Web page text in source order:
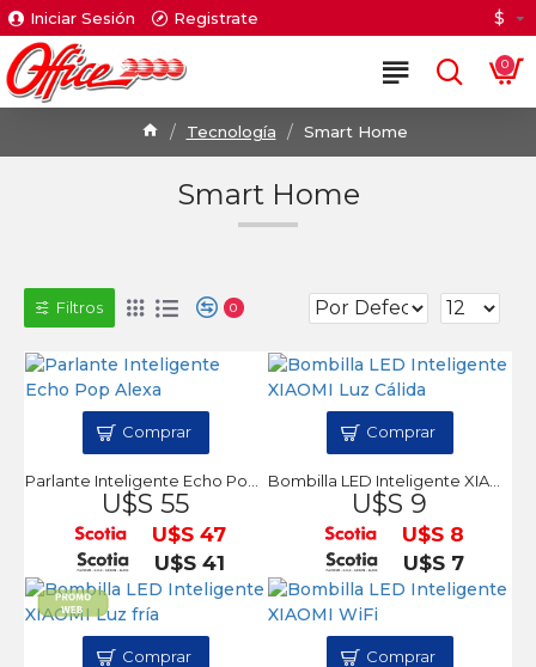
Iniciar Sesión Registrate $
0
Tecnología Smart Home
Smart Home
Filtros 0
U$S 55
U$S 47
U$S 41
Comprar
U$S 9
U$S 8
U$S 7
Comprar
Comprar Comprar